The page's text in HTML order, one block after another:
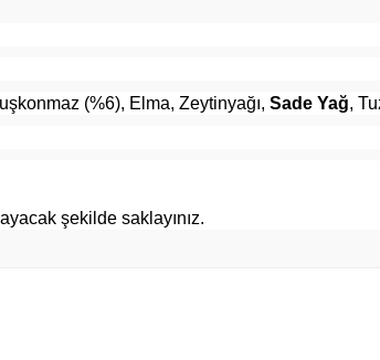
(%6), Elma, Zeytinyağı, Sade Yağ,
şekilde saklayınız.